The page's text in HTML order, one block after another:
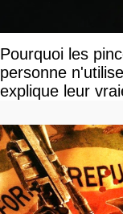
Pourquoi les
personne
explique leur